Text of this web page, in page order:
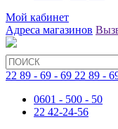
Мой кабинет
Адреса магазинов
22 89 - 69 - 69 22 89 -
0601 - 500 - 50
22 42-24-56